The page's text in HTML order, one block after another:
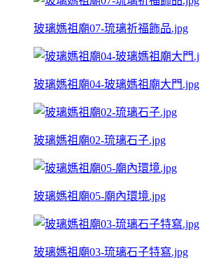
玻璃媽祖廟07-琉璃祈福飾品.jpg
玻璃媽祖廟04-玻璃媽祖廟大門.jpg
玻璃媽祖廟02-琉璃石子.jpg
玻璃媽祖廟05-廟內環境.jpg
玻璃媽祖廟03-琉璃石子特寫.jpg